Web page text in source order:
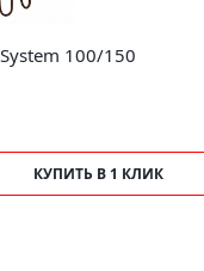
100/150
КУПИТЬ В 1 КЛИК